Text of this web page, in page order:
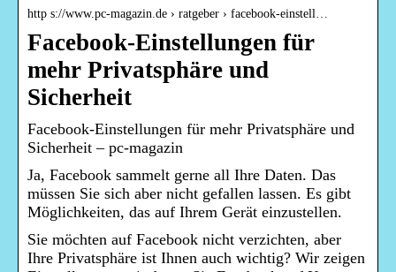
http s://www.pc-magazin.de › ratgeber › facebook-einstell…
Facebook-Einstellungen für
mehr Privatsphäre und
Sicherheit
Facebook-Einstellungen für mehr Privatsphäre und
Sicherheit – pc-magazin
Ja, Facebook sammelt gerne all Ihre Daten. Das
müssen Sie sich aber nicht gefallen lassen. Es gibt
Möglichkeiten, das auf Ihrem Gerät einzustellen.
Sie möchten auf Facebook nicht verzichten, aber
Ihre Privatsphäre ist Ihnen auch wichtig? Wir zeigen